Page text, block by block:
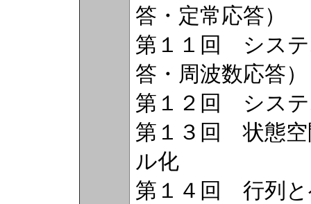
答・定常応答）
第１１回 システ
答・周波数応答）
第１２回 システ
第１３回 状態空
ル化
第１４回 行列と